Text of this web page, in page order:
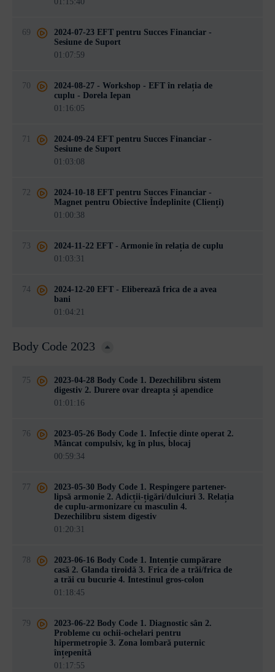
69
2024-07-23 EFT pentru Succes Financiar -
Sesiune de Suport
01:07:59
70
2024-08-27 - Workshop - EFT în relația de
cuplu - Dorela Iepan
01:16:05
71
2024-09-24 EFT pentru Succes Financiar -
Sesiune de Suport
01:03:08
72
2024-10-18 EFT pentru Succes Financiar -
Magnet pentru Obiective Îndeplinite (Clienți)
01:00:38
73
2024-11-22 EFT - Armonie în relația de cuplu
01:03:31
74
2024-12-20 EFT - Eliberează frica de a avea
bani
01:04:21
Body Code 2023
75
2023-04-28 Body Code 1. Dezechilibru sistem
digestiv 2. Durere ovar dreapta și apendice
01:01:16
76
2023-05-26 Body Code 1. Infecție dinte operat 2.
Mâncat compulsiv, kg în plus, blocaj
00:59:34
77
2023-05-30 Body Code 1. Respingere partener-
lipsă armonie 2. Adicții-țigări/dulciuri 3. Relația
de cuplu-armonizare cu masculin 4.
Dezechilibru sistem digestiv
01:20:31
78
2023-06-16 Body Code 1. Intenție cumpărare
casă 2. Glanda tiroidă 3. Frica de a trăi/frica de
a trăi cu bucurie 4. Intestinul gros-colon
01:18:45
79
2023-06-22 Body Code 1. Diagnostic sân 2.
Probleme cu ochii-ochelari pentru
hipermetropie 3. Zona lombară puternic
înțepenită
01:17:55